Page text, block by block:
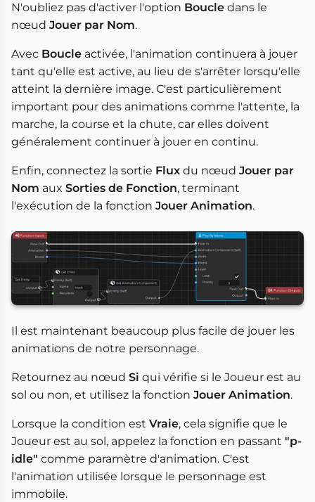
N'oubliez pas d'activer l'option Boucle dans le
nœud Jouer par Nom.
Avec Boucle activée, l'animation continuera à jouer
tant qu'elle est active, au lieu de s'arrêter lorsqu'elle
atteint la dernière image. C'est particulièrement
important pour des animations comme l'attente, la
marche, la course et la chute, car elles doivent
généralement continuer à jouer en continu.
Enfin, connectez la sortie Flux du nœud Jouer par
Nom aux Sorties de Fonction, terminant
l'exécution de la fonction Jouer Animation.
Il est maintenant beaucoup plus facile de jouer les
animations de notre personnage.
Retournez au nœud Si qui vérifie si le Joueur est au
sol ou non, et utilisez la fonction Jouer Animation.
Lorsque la condition est Vraie, cela signifie que le
Joueur est au sol, appelez la fonction en passant "p-
idle" comme paramètre d'animation. C'est
l'animation utilisée lorsque le personnage est
immobile.